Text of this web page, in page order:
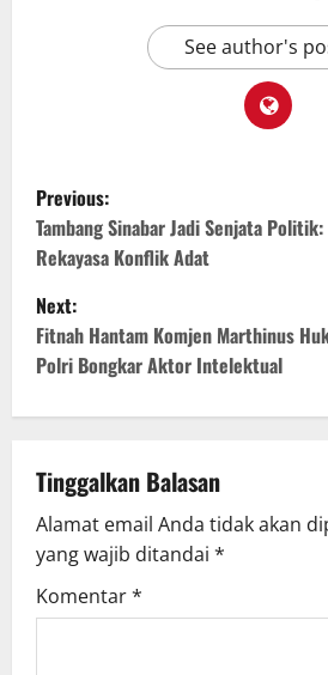
See author's
Previous:
Tambang Sinabar Jadi Senjata
Rekayasa Konflik Adat
Next:
Fitnah Hantam Komjen Marthinus
Polri Bongkar Aktor Intelektual
Tinggalkan Balasan
Alamat email Anda tidak akan
yang wajib ditandai *
Komentar*